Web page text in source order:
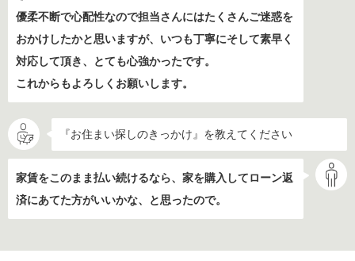
優柔不断で心配性なので担当さんにはたくさんご迷惑を
おかけしたかと思いますが、いつも丁寧にそして素早く
対応して頂き、とても心強かったです。
これからもよろしくお願いします。
『お住まい探しのきっかけ』を教えてください
家賃をこのまま払い続けるなら、家を購入してローン返
済にあてた方がいいかな、と思ったので。